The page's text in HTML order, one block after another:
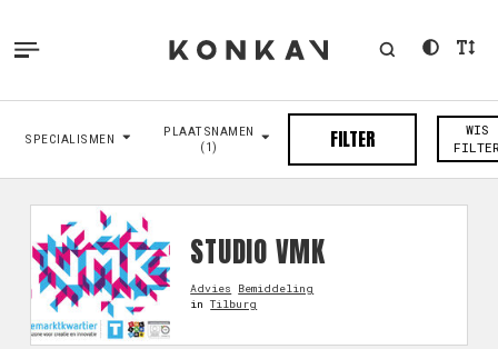
SPECIALISMEN
PLAATSNAMEN
(1)
FILTER
WIS
STUDIO VMK
Advies
Bemiddeling
inTilburg